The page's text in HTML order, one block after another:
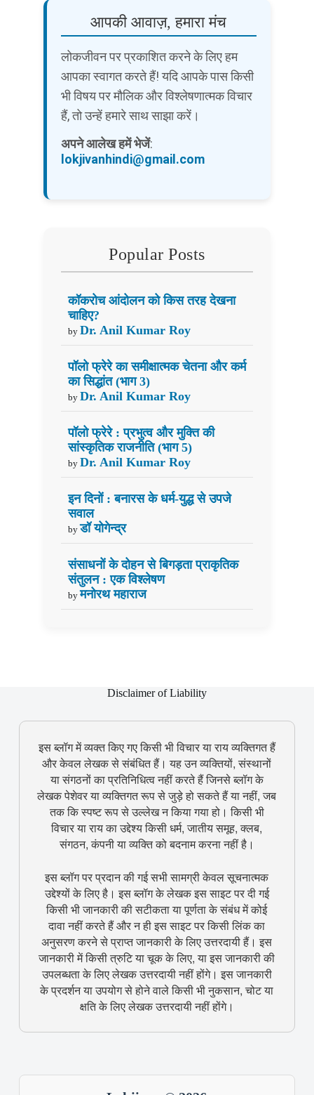
आपकी आवाज़, हमारा मंच
लोकजीवन पर प्रकाशित करने के लिए हम
आपका स्वागत करते हैं! यदि आपके पास किसी
भी विषय पर मौलिक और विश्लेषणात्मक विचार
हैं, तो उन्हें हमारे साथ साझा करें।
अपने आलेख हमें भेजें:
lokjivanhindi@gmail.com
Popular Posts
कॉकरोच आंदोलन को किस तरह देखना
चाहिए?
by Dr. Anil Kumar Roy
पॉलो फ्रेरे का समीक्षात्मक चेतना और कर्म
का सिद्धांत (भाग 3)
by Dr. Anil Kumar Roy
पॉलो फ्रेरे : प्रभुत्व और मुक्ति की
सांस्कृतिक राजनीति (भाग 5)
by Dr. Anil Kumar Roy
इन दिनों : बनारस के धर्म-युद्ध से उपजे
सवाल
by डॉ योगेन्द्र
संसाधनों के दोहन से बिगड़ता प्राकृतिक
संतुलन : एक विश्लेषण
by मनोरथ महाराज
Disclaimer of Liability
इस ब्लॉग में व्यक्त किए गए किसी भी विचार या राय व्यक्तिगत हैं
और केवल लेखक से संबंधित हैं। यह उन व्यक्तियों, संस्थानों
या संगठनों का प्रतिनिधित्व नहीं करते हैं जिनसे ब्लॉग के
लेखक पेशेवर या व्यक्तिगत रूप से जुड़े हो सकते हैं या नहीं, जब
तक कि स्पष्ट रूप से उल्लेख न किया गया हो। किसी भी
विचार या राय का उद्देश्य किसी धर्म, जातीय समूह, क्लब,
संगठन, कंपनी या व्यक्ति को बदनाम करना नहीं है।
इस ब्लॉग पर प्रदान की गई सभी सामग्री केवल सूचनात्मक
उद्देश्यों के लिए है। इस ब्लॉग के लेखक इस साइट पर दी गई
किसी भी जानकारी की सटीकता या पूर्णता के संबंध में कोई
दावा नहीं करते हैं और न ही इस साइट पर किसी लिंक का
अनुसरण करने से प्राप्त जानकारी के लिए उत्तरदायी हैं। इस
जानकारी में किसी त्रुटि या चूक के लिए, या इस जानकारी की
उपलब्धता के लिए लेखक उत्तरदायी नहीं होंगे। इस जानकारी
के प्रदर्शन या उपयोग से होने वाले किसी भी नुकसान, चोट या
क्षति के लिए लेखक उत्तरदायी नहीं होंगे।